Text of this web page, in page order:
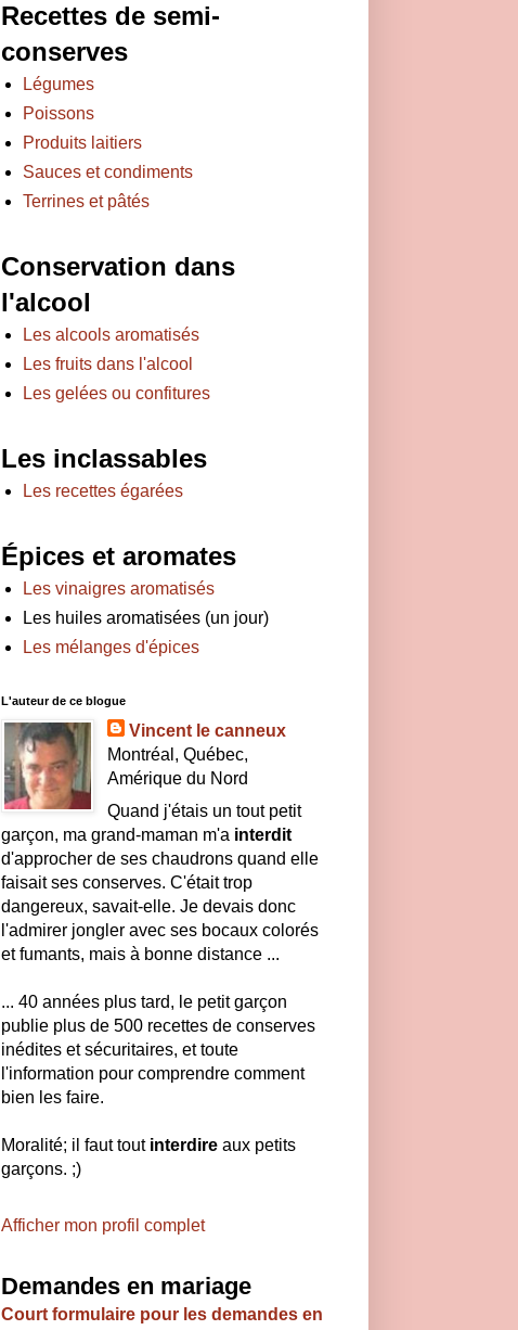
Recettes de semi-
conserves
Légumes
Poissons
Produits laitiers
Sauces et condiments
Terrines et pâtés
Conservation dans
l'alcool
Les alcools aromatisés
Les fruits dans l'alcool
Les gelées ou confitures
Les inclassables
Les recettes égarées
Épices et aromates
Les vinaigres aromatisés
Les huiles aromatisées (un jour)
Les mélanges d'épices
L'auteur de ce blogue
Vincent le canneux
Montréal, Québec,
Amérique du Nord
Quand j'étais un tout petit
garçon, ma grand-maman m'a interdit
d'approcher de ses chaudrons quand elle
faisait ses conserves. C'était trop
dangereux, savait-elle. Je devais donc
l'admirer jongler avec ses bocaux colorés
et fumants, mais à bonne distance ...
... 40 années plus tard, le petit garçon
publie plus de 500 recettes de conserves
inédites et sécuritaires, et toute
l'information pour comprendre comment
bien les faire.
Moralité; il faut tout interdireaux petits
garçons. ;)
Afficher mon profil complet
Demandes en mariage
Court formulaire pour les demandes en